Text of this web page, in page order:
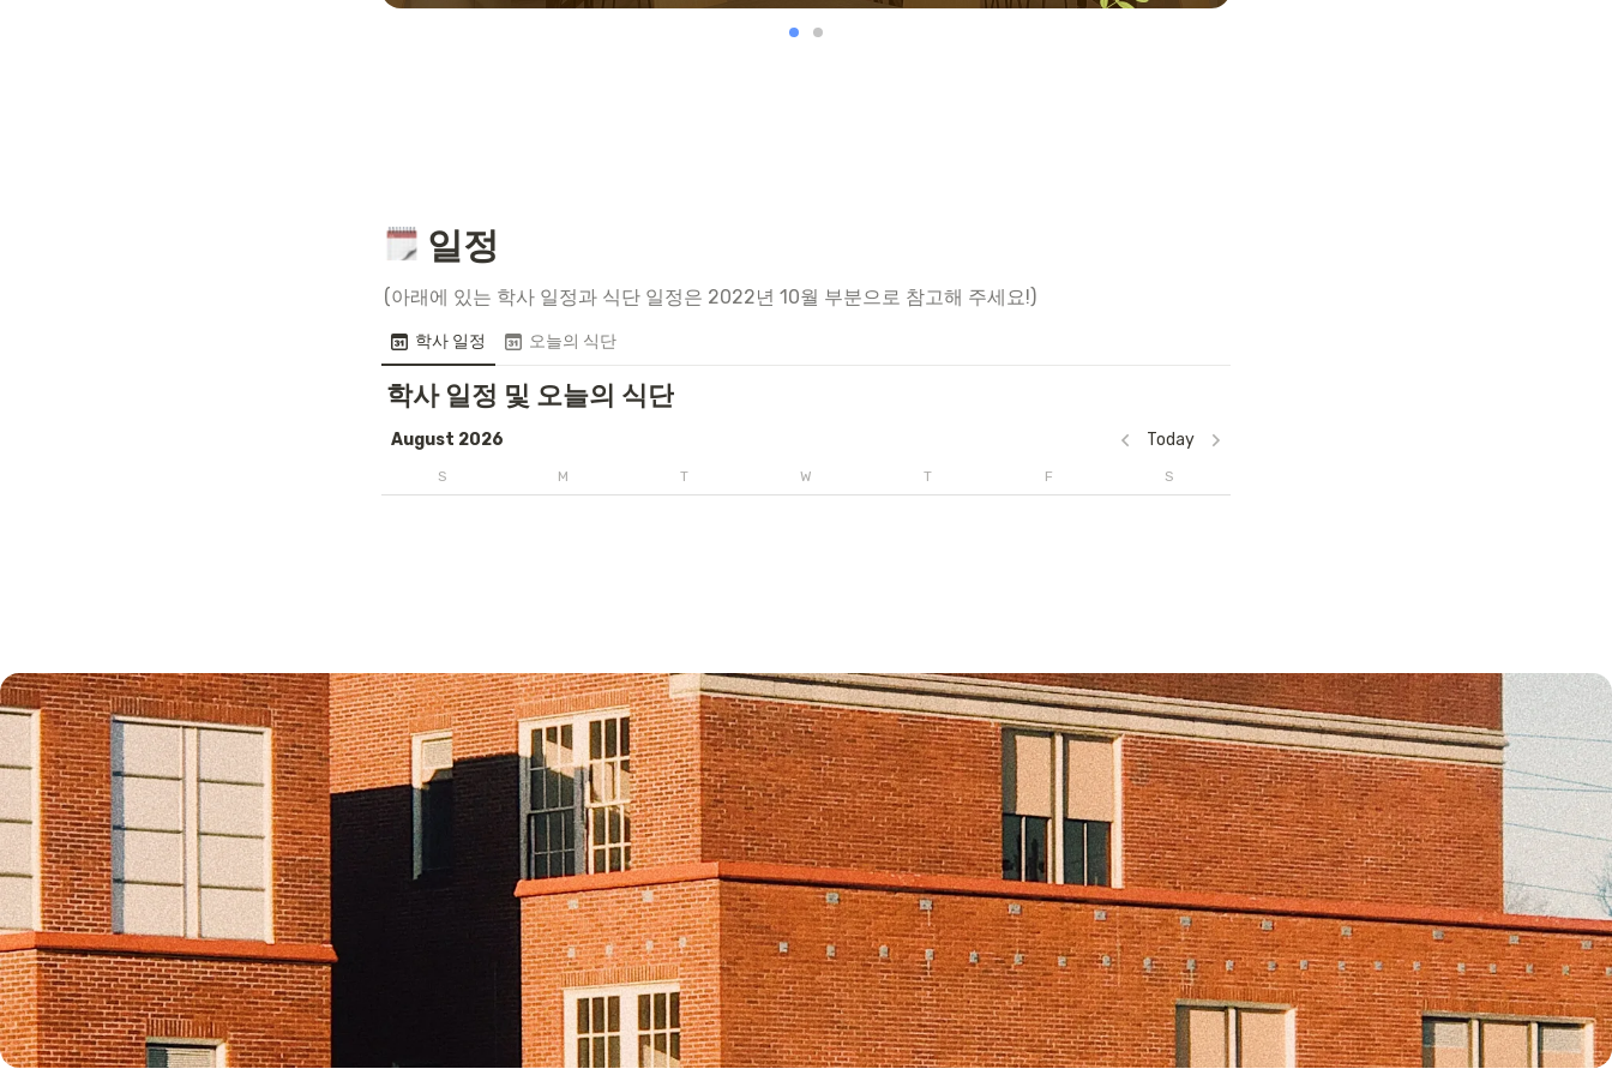
일정
(아래에 있는 학사 일정과 식단 일정은 2022년 10월 부분으로 참고해 주세요!)
학사 일정 오늘의 식단
학사 일정 및 오늘의 식단
August 2026 Today
S M T W T F S